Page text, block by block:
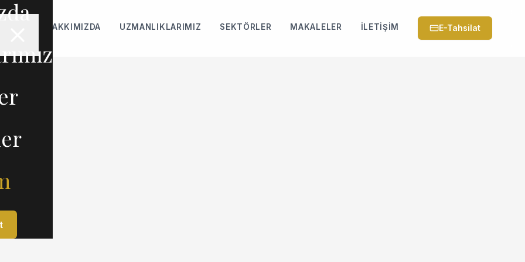
HAKKIMIZDA UZMANLIKLARIMIZ SEKTÖRLER MAKALELER İLETIŞIM E-Tahsilat